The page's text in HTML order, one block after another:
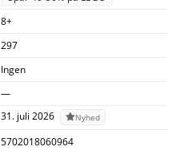
8+
297
Ingen
—
31. juli 2026 Nyhed
5702018060964